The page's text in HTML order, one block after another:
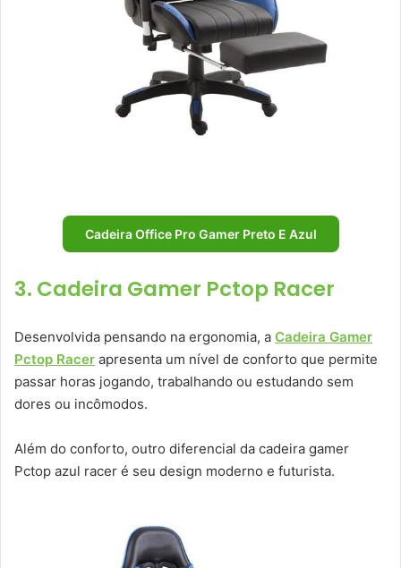
Cadeira Office Pro Gamer Preto E Azul
3. Cadeira Gamer Pctop Racer
Desenvolvida pensando na ergonomia, a Cadeira Gamer
Pctop Racer apresenta um nível de conforto que permite
passar horas jogando, trabalhando ou estudando sem
dores ou incômodos.
Além do conforto, outro diferencial da cadeira gamer
Pctop azul racer é seu design moderno e futurista.